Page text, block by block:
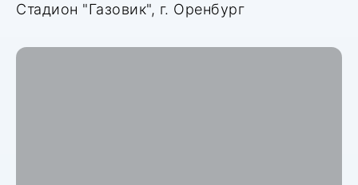
Стадион "Газовик", г. Оренбург